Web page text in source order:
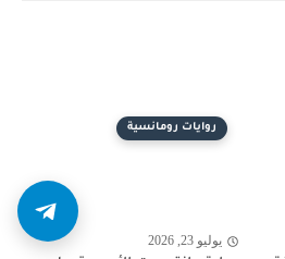
روايات رومانسية
يوليو 23, 2026